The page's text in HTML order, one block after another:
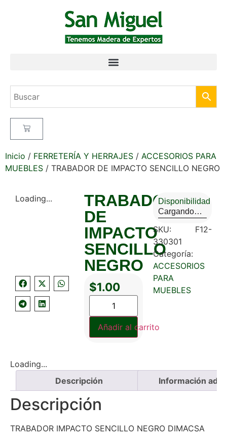
Inicio / FERRETERÍA Y HERRAJES / ACCESORIOS PARA
MUEBLES / TRABADOR DE IMPACTO SENCILLO NEGRO
Loading...
TRABADOR
DE
IMPACTO
SENCILLO
NEGRO
$1.00
Añadir al carrito
Disponibilidad
Cargando…
SKU: F12-
330301
Categoría:
ACCESORIOS
PARA
MUEBLES
Loading...
Descripción
Información
Descripción
TRABADOR IMPACTO SENCILLO NEGRO DIMACSA